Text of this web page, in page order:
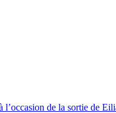
l’occasion de la sortie de